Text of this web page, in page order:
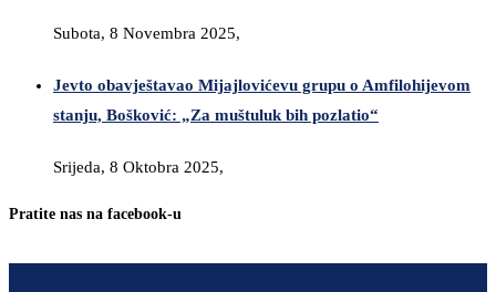
Subota, 8 Novembra 2025,
Jevto obavještavao Mijajlovićevu grupu o Amfilohijevom
stanju, Bošković: „Za muštuluk bih pozlatio“
Srijeda, 8 Oktobra 2025,
Pratite nas na facebook-u